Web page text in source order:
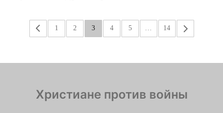
« 1 2 3 4 5 14 »
Христиане против войны